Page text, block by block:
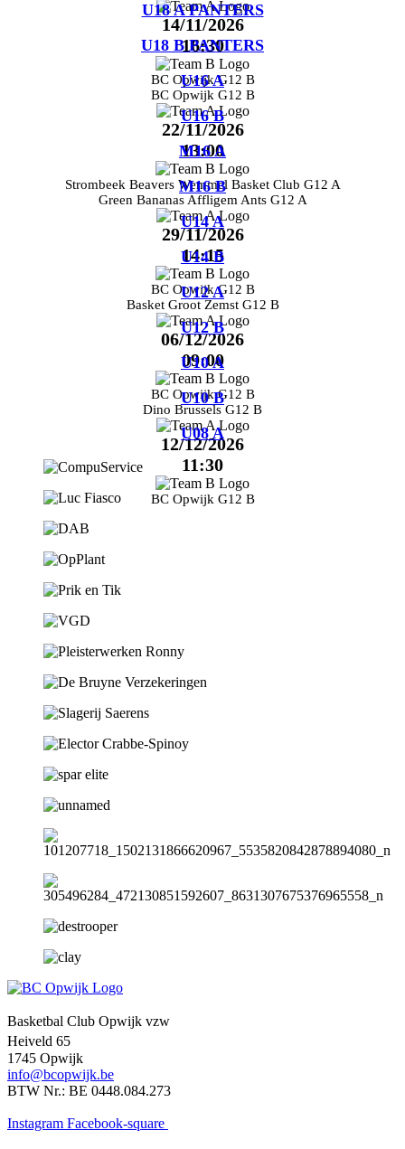
14/11/2026
16:30
BC Opwijk G12 B
BC Opwijk G12 B
22/11/2026
13:00
Strombeek Beavers Wemmel Basket Club G12 A
Green Bananas Affligem Ants G12 A
29/11/2026
14:15
BC Opwijk G12 B
Basket Groot Zemst G12 B
06/12/2026
09:00
BC Opwijk G12 B
Dino Brussels G12 B
12/12/2026
11:30
BC Opwijk G12 B
U18 A PANTERS
U18 B PANTERS
U16 A
U16 B
M16 A
M16 B
U14 A
U14 B
U12 A
U12 B
U10 A
U10 B
U08 A
Basketbal Club Opwijk vzw
Heiveld 65
1745 Opwijk
info@bcopwijk.be
BTW Nr.: BE 0448.084.273
Instagram Facebook-square